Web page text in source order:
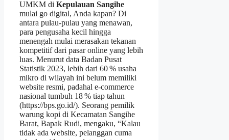
UMKM di Kepulauan Sangihe
mulai go digital, Anda kapan? Di
antara pulau‑pulau yang menawan,
para pengusaha kecil hingga
menengah mulai merasakan tekanan
kompetitif dari pasar online yang lebih
luas. Menurut data Badan Pusat
Statistik 2023, lebih dari 60 % usaha
mikro di wilayah ini belum memiliki
website resmi, padahal e‑commerce
nasional tumbuh 18 % tiap tahun
(https://bps.go.id/). Seorang pemilik
warung kopi di Kecamatan Sangihe
Barat, Bapak Rudi, mengaku, “Kalau
tidak ada website, pelanggan cuma